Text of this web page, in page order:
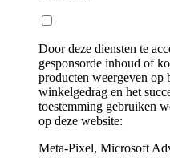
Door deze diensten te
gesponsorde inhoud of
producten weergeven op
winkelgedrag en het
toestemming gebruiken
op deze website:
Meta-Pixel, Microsoft